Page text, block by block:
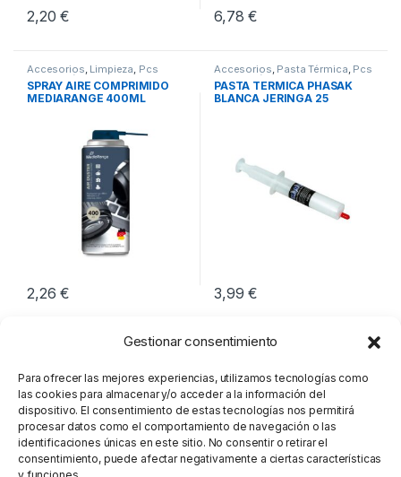
Gestionar consentimiento
Para ofrecer las mejores experiencias, utilizamos tecnologías como
las cookies para almacenar y/o acceder a la información del
dispositivo. El consentimiento de estas tecnologías nos permitirá
procesar datos como el comportamiento de navegación o las
identificaciones únicas en este sitio. No consentir o retirar el
consentimiento, puede afectar negativamente a ciertas características
2,20€ 6,78€
Accesorios, Limpieza, Pcs
Integración
SPRAY AIRE COMPRIMIDO
MEDIARANGE 400ML
2,26€
Accesorios, Pasta Térmica, Pcs
Integración
PASTA TERMICA PHASAK
BLANCA JERINGA 25
3,99€